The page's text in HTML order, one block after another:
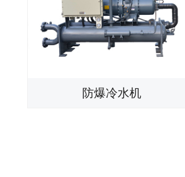
防爆冷水机